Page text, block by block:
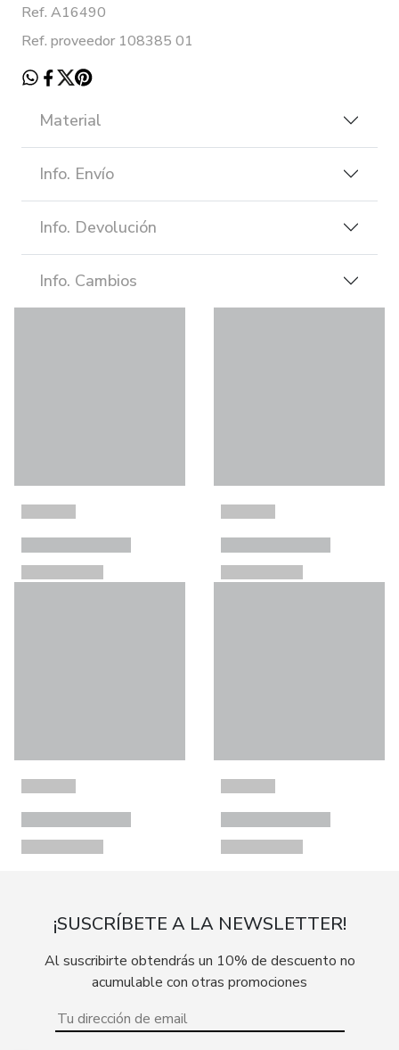
Ref. A16490
Ref. proveedor 108385 01
Material
Info. Envío
Info. Devolución
Info. Cambios
¡SUSCRÍBETE A LA NEWSLETTER!
Al suscribirte obtendrás un 10% de descuento no
acumulable con otras promociones